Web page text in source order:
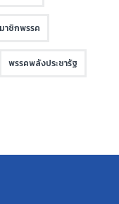
าชิกพรรค
พรรคพลังประชารัฐ